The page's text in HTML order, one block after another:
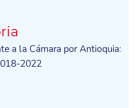
a la Cámara por Antioquia:
2022